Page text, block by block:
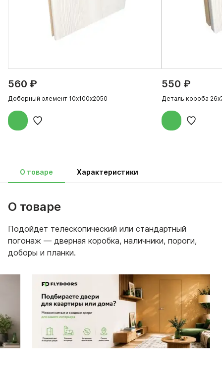
560 ₽
Доборный элемент 10х100х2050
550 ₽
Деталь короба
О товаре Характеристики
О товаре
Подойдет телескопический или стандартный
погонаж — дверная коробка, наличники, пороги,
доборы и планки.